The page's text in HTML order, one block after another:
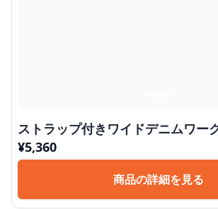
ストラップ付きワイドデニムワー
¥5,360
商品の詳細を見る